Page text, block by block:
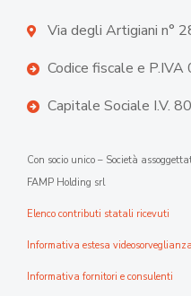
Via degli Artigiani n°
Codice fiscale e
Capitale Sociale I.V.
Con socio unico – Società
FAMP Holding srl
Elenco contributi statali ricevuti
Informativa estesa videosorveglianza
Informativa fornitori e consulenti